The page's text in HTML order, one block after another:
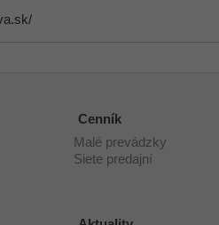
Cenník
Malé prevádzky
Siete predajní